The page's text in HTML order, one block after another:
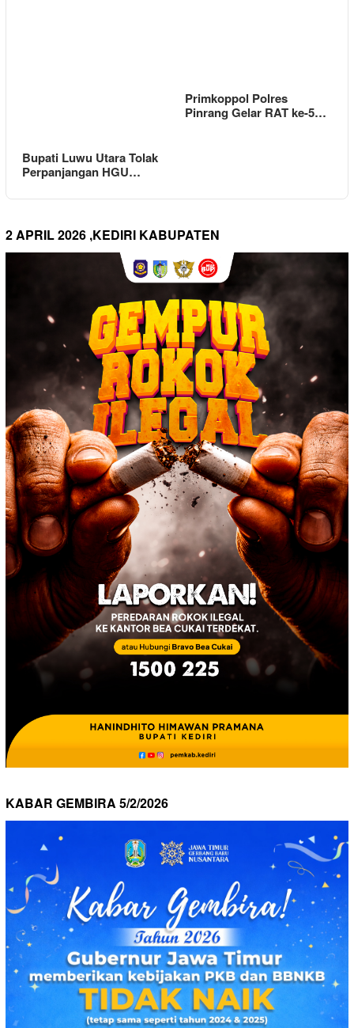
Bupati Luwu Utara Tolak
Perpanjangan HGU…
Primkoppol Polres
Pinrang Gelar RAT ke-5…
2 APRIL 2026 ,KEDIRI KABUPATEN
KABAR GEMBIRA 5/2/2026